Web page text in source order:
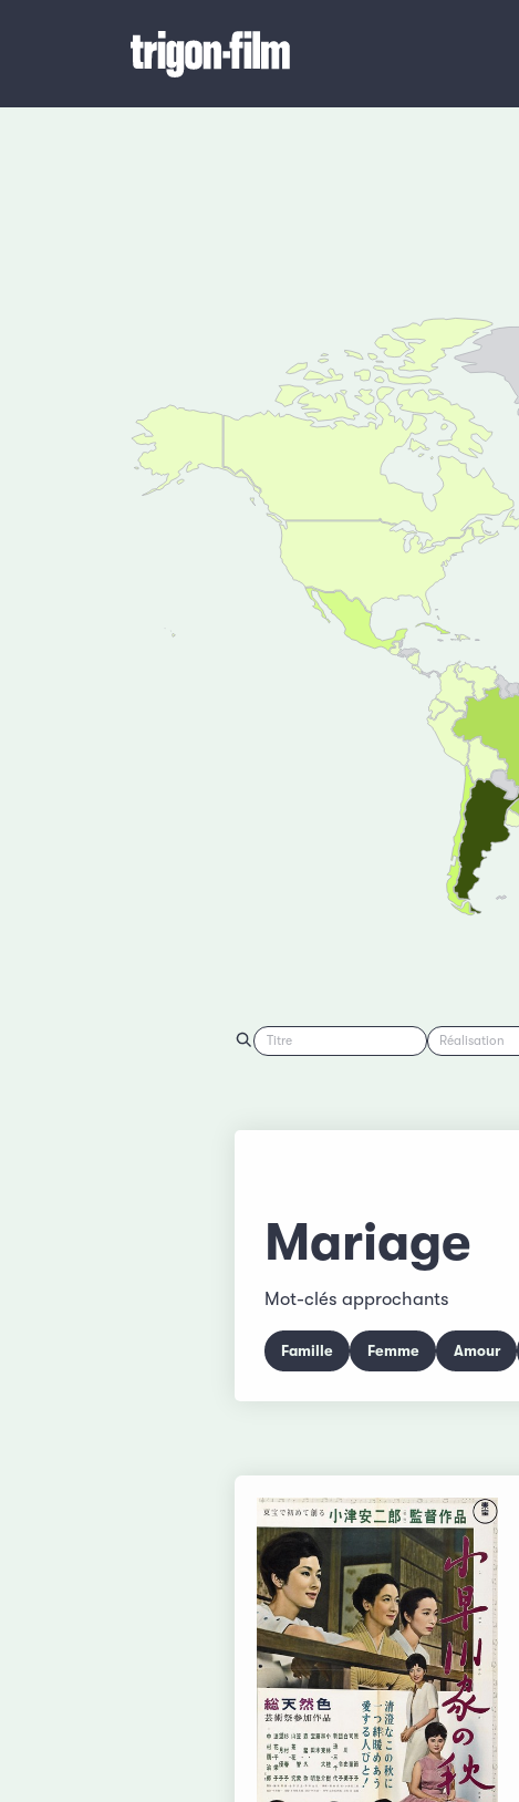
Titre Réalisation
Mariage
Mot-clés approchants
Famille Femme Amour